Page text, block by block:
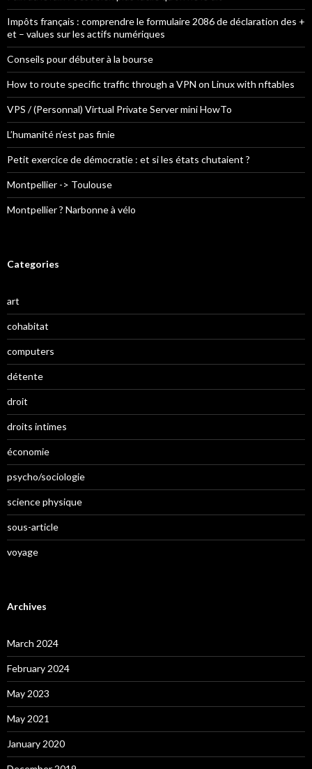
Impôts français : comprendre le formulaire 2086 de déclaration des +
et – values sur les actifs numériques
Conseils pour débuter à la bourse
How to route specific traffic through a VPN on Linux with nftables
VPS / (Personnal) Virtual Private Server mini HowTo
L’humanité n’est pas finie
Petit exercice de démocratie : et si les états chutaient ?
Montpellier -> Toulouse
Montpellier ? Narbonne à vélo
Categories
art
cohabitat
computers
détente
droit
droits intimes
économie
psycho/sociologie
science physique
sous-article
voyage
Archives
March 2024
February 2024
May 2023
May 2021
January 2020